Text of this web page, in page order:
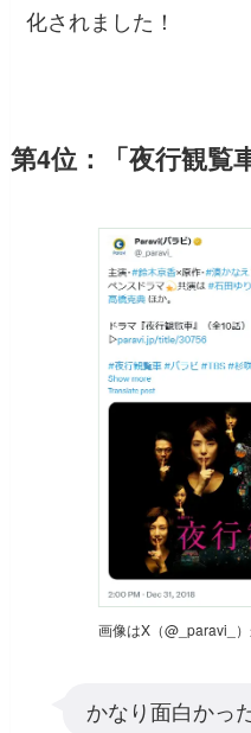
化されました！
第4位：「夜行観覧
画像はX（@_paravi_
かなり面白かっ